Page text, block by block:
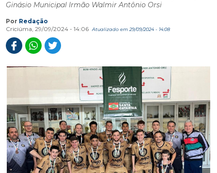
Ginásio Municipal Irmão Walmir Antônio Orsi
Por Redação
Criciúma, 29/09/2024 - 14:06
Atualizado em 29/09/2024 - 14:08